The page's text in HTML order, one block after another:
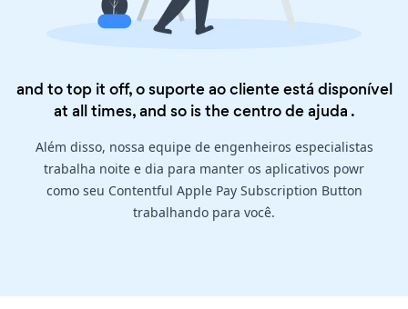
and to top it off, o suporte ao cliente está disponível
at all times, and so is thecentro de ajuda .
Além disso, nossa equipe de engenheiros especialistas
trabalha noite e dia para manter os aplicativos powr
como seu Contentful Apple Pay Subscription Button
trabalhando para você.